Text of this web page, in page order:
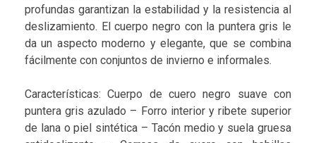
profundas garantizan la estabilidad y la resistencia al
deslizamiento. El cuerpo negro con la puntera gris le
da un aspecto moderno y elegante, que se combina
fácilmente con conjuntos de invierno e informales.
Características: Cuerpo de cuero negro suave con
puntera gris azulado – Forro interior y ribete superior
de lana o piel sintética – Tacón medio y suela gruesa